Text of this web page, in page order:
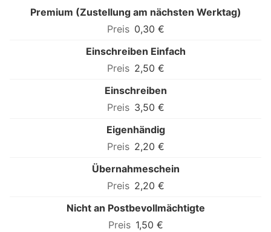
Premium (Zustellung am nächsten Werktag)
0,30 €
Einschreiben Einfach
2,50 €
Einschreiben
3,50 €
Eigenhändig
2,20 €
Übernahmeschein
2,20 €
Nicht an Postbevollmächtigte
1,50 €